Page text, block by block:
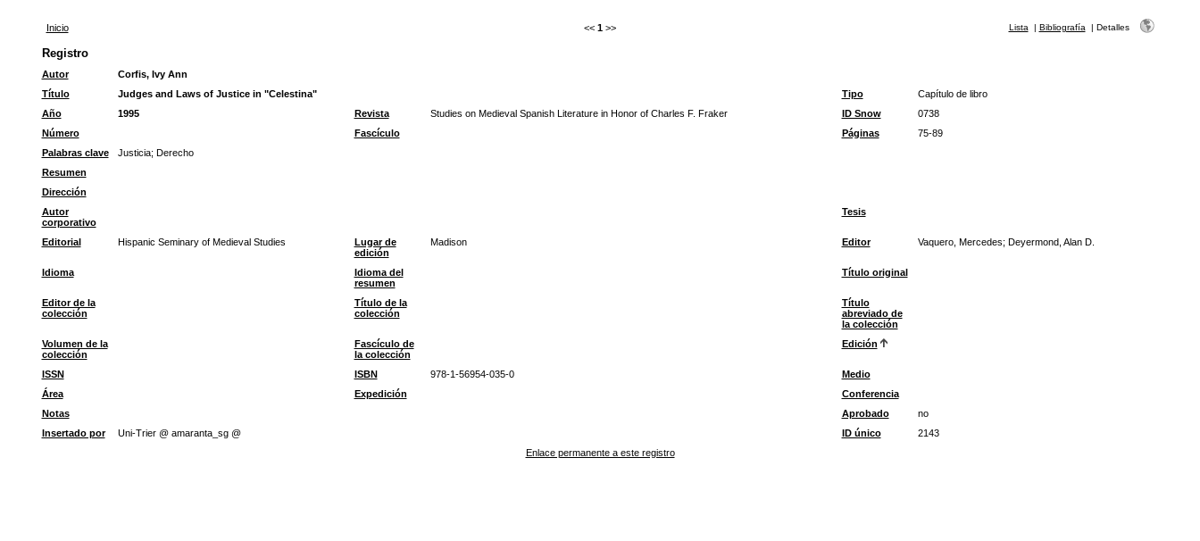
Inicio << 1 >> Lista | Bibliografía | Detalles
Registro
Autor
Corfis, Ivy Ann
Título
Judges and Laws of Justice in "Celestina" Tipo
Capítulo de libro
Año
1995 Revista Studies on Medieval Spanish Literature in Honor of Charles F. Fraker ID Snow
0738
Número
Fascículo Páginas
75-89
Palabras clave
Justicia; Derecho
Resumen
Dirección
Autor
corporativo
Tesis
Editorial Hispanic Seminary of Medieval Studies
Lugar de
edición
Madison Editor Vaquero, Mercedes; Deyermond, Alan D.
Idioma
Idioma del
resumen
Título original
Editor de la
colección
Título de la
colección
Título
abreviado de
la colección
Volumen de la
colección
Fascículo de
la colección
Edición
ISSN ISBN 978-1-56954-035-0
Medio
Área
Expedición
Conferencia
Notas
Aprobado
no
Insertado por
Uni-Trier @ amaranta_sg @ ID único
2143
Enlace permanente a este registro